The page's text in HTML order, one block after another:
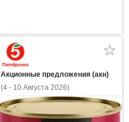
Акционные предложения (акн)
(4 - 10 Августа 2026)